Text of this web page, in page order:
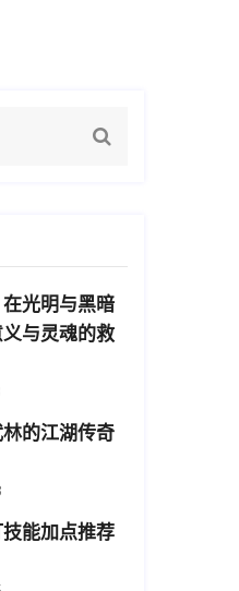
光明与黑暗
与灵魂的救
的江湖传奇
能加点推荐